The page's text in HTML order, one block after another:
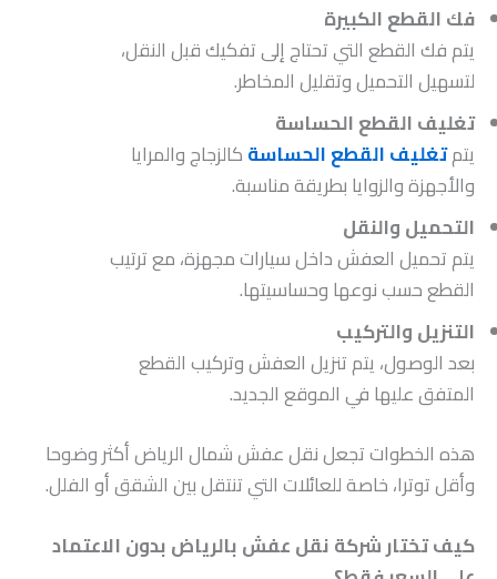
فك القطع الكبيرة
يتم فك القطع التي تحتاج إلى تفكيك قبل النقل،
لتسهيل التحميل وتقليل المخاطر.
تغليف القطع الحساسة
يتمتغليف القطع الحساسةكالزجاج والمرايا
والأجهزة والزوايا بطريقة مناسبة.
التحميل والنقل
يتم تحميل العفش داخل سيارات مجهزة، مع ترتيب
القطع حسب نوعها وحساسيتها.
التنزيل والتركيب
بعد الوصول، يتم تنزيل العفش وتركيب القطع
المتفق عليها في الموقع الجديد.
هذه الخطوات تجعل نقل عفش شمال الرياض أكثر وضوحا
وأقل توترا، خاصة للعائلات التي تنتقل بين الشقق أو الفلل.
كيف تختار شركة نقل عفش بالرياض بدون الاعتماد